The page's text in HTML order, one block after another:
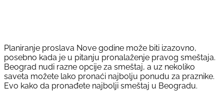
Planiranje proslava Nove godine može biti izazovno,
posebno kada je u pitanju pronalaženje pravog smeštaja.
Beograd nudi razne opcije za smeštaj, a uz nekoliko
saveta možete lako pronaći najbolju ponudu za praznike.
Evo kako da pronađete najbolji smeštaj u Beogradu.